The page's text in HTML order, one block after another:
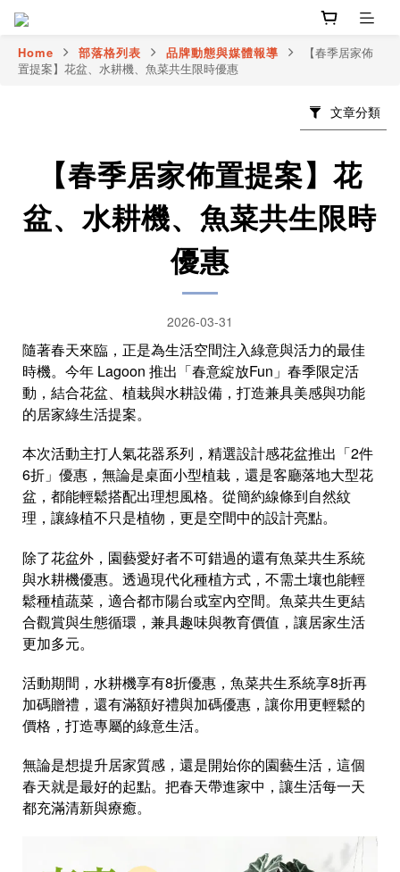
Home 部落格列表 品牌動態與媒體報導
【春季居家佈
置提案】花盆、水耕機、魚菜共生限時優惠
文章分類
【春季居家佈置提案】花
盆、水耕機、魚菜共生限時
優惠
2026-03-31
隨著春天來臨，正是為生活空間注入綠意與活力的最佳
時機。今年 Lagoon 推出「春意綻放Fun」春季限定活
動，結合花盆、植栽與水耕設備，打造兼具美感與功能
的居家綠生活提案。
本次活動主打人氣花器系列，精選設計感花盆推出「2件
6折」優惠，無論是桌面小型植栽，還是客廳落地大型花
盆，都能輕鬆搭配出理想風格。從簡約線條到自然紋
理，讓綠植不只是植物，更是空間中的設計亮點。
除了花盆外，園藝愛好者不可錯過的還有魚菜共生系統
與水耕機優惠。透過現代化種植方式，不需土壤也能輕
鬆種植蔬菜，適合都市陽台或室內空間。魚菜共生更結
合觀賞與生態循環，兼具趣味與教育價值，讓居家生活
更加多元。
活動期間，水耕機享有8折優惠，魚菜共生系統享8折再
加碼贈禮，還有滿額好禮與加碼優惠，讓你用更輕鬆的
價格，打造專屬的綠意生活。
無論是想提升居家質感，還是開始你的園藝生活，這個
春天就是最好的起點。把春天帶進家中，讓生活每一天
都充滿清新與療癒。